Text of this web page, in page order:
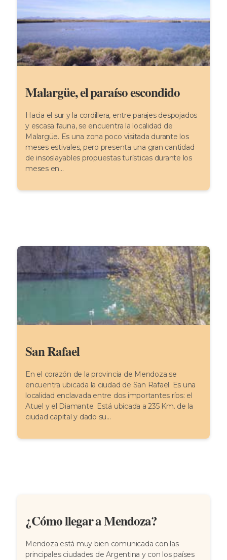
Malargüe, el paraíso escondido
Hacia el sur y la cordillera, entre parajes despojados
y escasa fauna, se encuentra la localidad de
Malargüe. Es una zona poco visitada durante los
meses estivales, pero presenta una gran cantidad
de insoslayables propuestas turísticas durante los
meses en...
San Rafael
En el corazón de la provincia de Mendoza se
encuentra ubicada la ciudad de San Rafael. Es una
localidad enclavada entre dos importantes ríos: el
Atuel y el Diamante. Está ubicada a 235 Km. de la
ciudad capital y dado su...
¿Cómo llegar a Mendoza?
Mendoza está muy bien comunicada con las
principales ciudades de Argentina y con los países